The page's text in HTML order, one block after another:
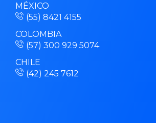
MÉXICO
(55) 8421 4155
COLOMBIA
(57) 300 929 5074
CHILE
(42) 245 7612